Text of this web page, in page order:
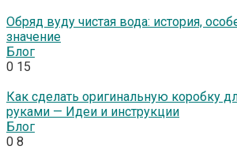
Обряд вуду чистая вода: история,
значение
Блог
0 15
Как сделать оригинальную коробку
руками — Идеи и инструкции
Блог
0 8